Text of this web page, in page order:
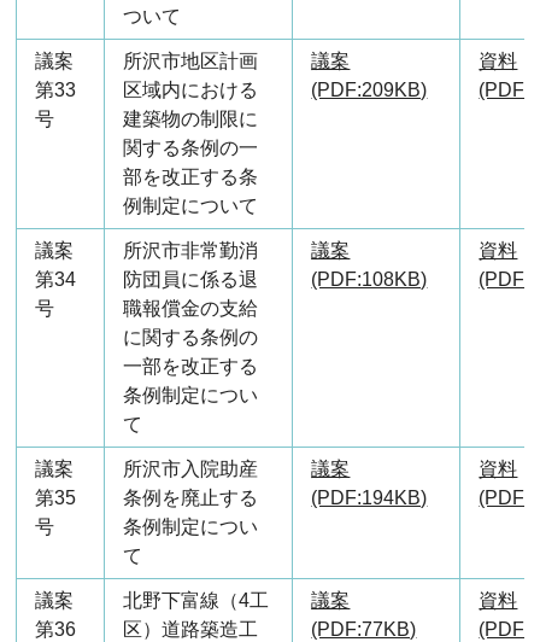
ついて
議案
第33
号
所沢市地区計画
区域内における
建築物の制限に
関する条例の一
部を改正する条
例制定について
議案
(PDF:209KB)
資料
議案
第34
号
所沢市非常勤消
防団員に係る退
職報償金の支給
に関する条例の
一部を改正する
条例制定につい
て
議案
(PDF:108KB)
資料
議案
第35
号
所沢市入院助産
条例を廃止する
条例制定につい
て
議案
(PDF:194KB)
資料
議案
第36
北野下富線（4工
区）道路築造工
議案
(PDF:77KB)
資料